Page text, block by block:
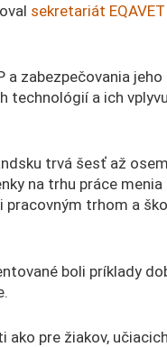
sekretariát EQAVET
zabezpečovania jeho
technológií a ich
trvá šesť až
na trhu práce
trhom a
boli príklady
pre žiakov,